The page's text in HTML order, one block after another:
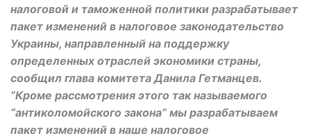
налоговой и таможенной политики разрабатывает
пакет изменений в налоговое законодательство
Украины, направленный на поддержку
определенных отраслей экономики страны,
сообщил глава комитета Данила Гетманцев.
“Кроме рассмотрения этого так называемого
“антиколомойского закона” мы разрабатываем
пакет изменений в наше налоговое